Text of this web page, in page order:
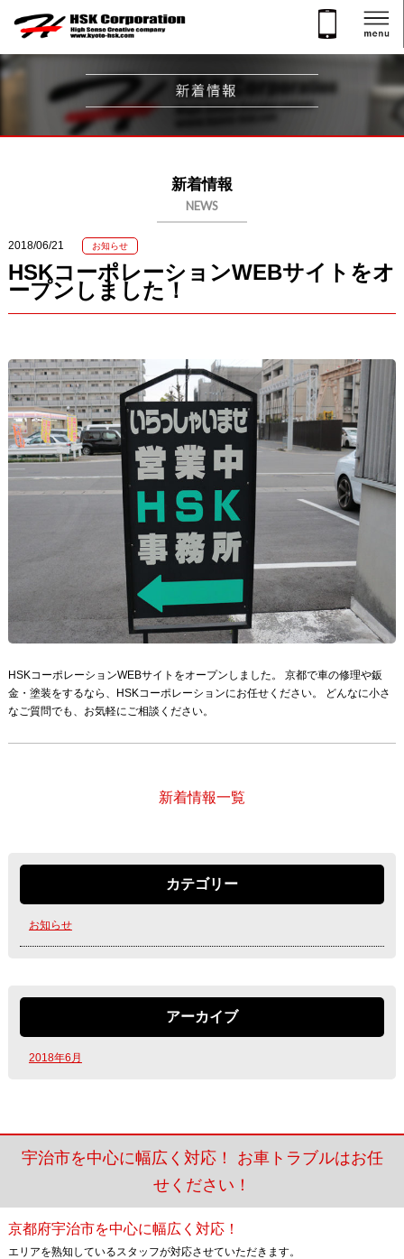
新着情報
NEWS
2018/06/21 お知らせ
HSKコーポレーションWEBサイトをオ
ープンしました！
HSKコーポレーションWEBサイトをオープンしました。 京都で車の修理や鈑
金・塗装をするなら、HSKコーポレーションにお任せください。 どんなに小さ
なご質問でも、お気軽にご相談ください。
新着情報一覧
カテゴリー
お知らせ
アーカイブ
2018年6月
宇治市を中心に幅広く対応！ お車トラブルはお任
せください！
京都府宇治市を中心に幅広く対応！
エリアを熟知しているスタッフが対応させていただきます。